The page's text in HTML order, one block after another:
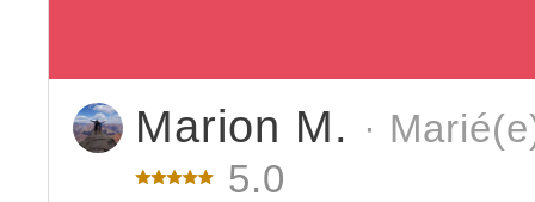
Marion M. ·
5.0